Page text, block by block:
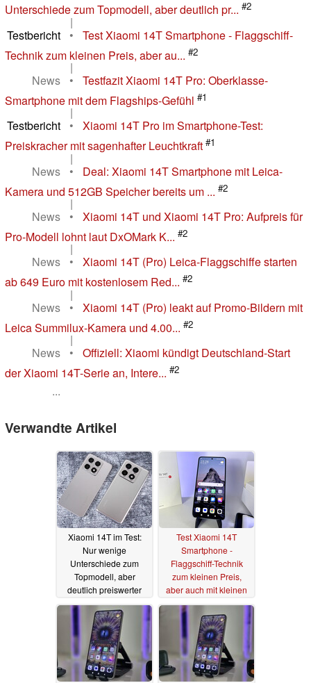
Unterschiede zum Topmodell, aber deutlich pr... #2
|
Testbericht
•
Test Xiaomi 14T Smartphone - Flaggschiff-
Technik zum kleinen Preis, aber au... #2
|
News
•
Testfazit Xiaomi 14T Pro: Oberklasse-
Smartphone mit dem Flagships-Gefühl #1
|
Testbericht
•
Xiaomi 14T Pro im Smartphone-Test:
Preiskracher mit sagenhafter Leuchtkraft #1
|
News
•
Deal: Xiaomi 14T Smartphone mit Leica-
Kamera und 512GB Speicher bereits um ... #2
|
News
•
Xiaomi 14T und Xiaomi 14T Pro: Aufpreis für
Pro-Modell lohnt laut DxOMark K... #2
|
News
•
Xiaomi 14T (Pro) Leica-Flaggschiffe starten
ab 649 Euro mit kostenlosem Red... #2
|
News
•
Xiaomi 14T (Pro) leakt auf Promo-Bildern mit
Leica Summilux-Kamera und 4.00... #2
|
News
•
Offiziell: Xiaomi kündigt Deutschland-Start
der Xiaomi 14T-Serie an, Intere... #2
...
Verwandte Artikel
Xiaomi 14T im Test:
Nur wenige
Unterschiede zum
Topmodell, aber
deutlich preiswerter
13.11.2024
Test Xiaomi 14T
Smartphone -
Flaggschiff-Technik
zum kleinen Preis,
aber auch mit kleinen
Schwächen 11.11.2024